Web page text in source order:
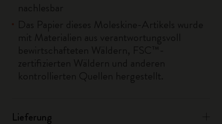
Lieferung